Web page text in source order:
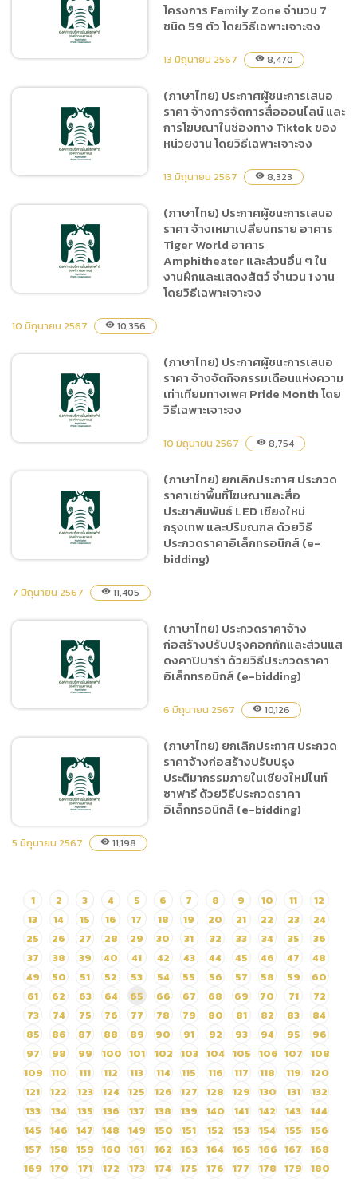
เสนอราคา ซื้อแท่นถ่ายวิดีโอ
หมุน 360 องศา โดยวิธีเฉพาะ
เจาะจง
(ภาษาไทย) ประกาศผู้ชนะการ
เสนอราคา จัดซื้อสัตว์ใน
โครงการ โครงการ Family
Zone จำนวน 7 ชนิด 59 ตัว
โครงการ Family Zone จำนวน 7
ชนิด 59 ตัว โดยวิธีเฉพาะเจาะจง
13 มิถุนายน 2567 visibility 8,470
(ภาษาไทย) ประกาศผู้ชนะการ
เสนอราคา จ้างการจัดการสื่อ
ออนไลน์ และการโฆษณาใน
ช่องทาง Tiktok ของหน่วย
(ภาษาไทย) ประกาศผู้ชนะการเสนอ
ราคา จ้างการจัดการสื่อออนไลน์ และ
การโฆษณาในช่องทาง Tiktok ของ
หน่วยงาน โดยวิธีเฉพาะเจาะจง
13 มิถุนายน 2567 visibility 8,323
(ภาษาไทย) ประกาศผู้ชนะการ
ทราย อาคาร Tiger World
อาคาร Amphitheater และ
ส่วนอื่น ๆ ในงานฝึกและแสดง
สัตว์ จำนวน 1 งาน โดยวิธี
(ภาษาไทย) ประกาศผู้ชนะการเสนอ
ราคา จ้างเหมาเปลี่ยนทราย อาคาร
Tiger World อาคาร
Amphitheater และส่วนอื่น ๆ ใน
งานฝึกและแสดงสัตว์ จำนวน 1 งาน
โดยวิธีเฉพาะเจาะจง
10 มิถุนายน 2567 visibility 10,356
(ภาษาไทย) ประกาศผู้ชนะการ
เสนอราคา จ้างจัดกิจกรรม
เดือนแห่งความเท่าเทียมทาง
เพศ Pride Month โดยวิธี
(ภาษาไทย) ประกาศผู้ชนะการเสนอ
ราคา จ้างจัดกิจกรรมเดือนแห่งความ
เท่าเทียมทางเพศ Pride Month โดย
วิธีเฉพาะเจาะจง
10 มิถุนายน 2567 visibility 8,754
(ภาษาไทย) ยกเลิกประกาศ
และสื่อประชาสัมพันธ์ LED
เชียงใหม่ กรุงเทพ และ
ปริมณฑล ด้วยวิธีประกวด
ราคาอิเล็กทรอนิกส์ (e-
(ภาษาไทย) ยกเลิกประกาศ ประกวด
ราคาเช่าพื้นที่โฆษณาและสื่อ
ประชาสัมพันธ์ LED เชียงใหม่
กรุงเทพ และปริมณฑล ด้วยวิธี
ประกวดราคาอิเล็กทรอนิกส์ (e-
bidding)
7 มิถุนายน 2567 visibility 11,405
(ภาษาไทย) ประกวดราคาจ้าง
ก่อสร้างปรับปรุงคอกกักและ
ส่วนแสดงคาปิบาร่า ด้วยวิธี
ประกวดราคาอิเล็กทรอนิกส์
(e-bidding)
(ภาษาไทย) ประกวดราคาจ้าง
ก่อสร้างปรับปรุงคอกกักและส่วนแส
ดงคาปิบาร่า ด้วยวิธีประกวดราคา
อิเล็กทรอนิกส์ (e-bidding)
6 มิถุนายน 2567 visibility 10,126
ประกวดราคาจ้างก่อสร้าง
ปรับปรุงประติมากรรมภายใน
เชียงใหม่ไนท์ซาฟารี ด้วยวิธี
ประกวดราคาอิเล็กทรอนิกส์
(e-bidding)
(ภาษาไทย) ยกเลิกประกาศ ประกวด
ราคาจ้างก่อสร้างปรับปรุง
ประติมากรรมภายในเชียงใหม่ไนท์
ซาฟารี ด้วยวิธีประกวดราคา
อิเล็กทรอนิกส์ (e-bidding)
5 มิถุนายน 2567 visibility 11,198
1 2 3 4 5 6 7 8 9 10 11
12
13
14 15 16 17 18 19 20 21 22 23
24
25
26 27 28 29 30 31 32 33 34 35
36
37
38 39 40 41 42 43 44 45 46 47
48
49
50 51 52 53 54 55 56 57 58 59
60
61
62 63 64 65 66 67 68 69 70 71
72
73
74 75 76 77 78 79 80 81 82 83
84
85
86 87 88 89 90 91 92 93 94 95
96
97
98 99 100 101 102 103 104 105 106 107 108
109 110 111 112 113 114 115 116 117 118 119
120
121
122 123 124 125 126 127 128 129 130 131
132
133
134 135 136 137 138 139 140 141 142 143
144
145
146 147 148 149 150 151 152 153 154 155
156
157
158 159 160 161 162 163 164 165 166 167
168
169 170 171 172 173 174 175 176 177 178 179 180